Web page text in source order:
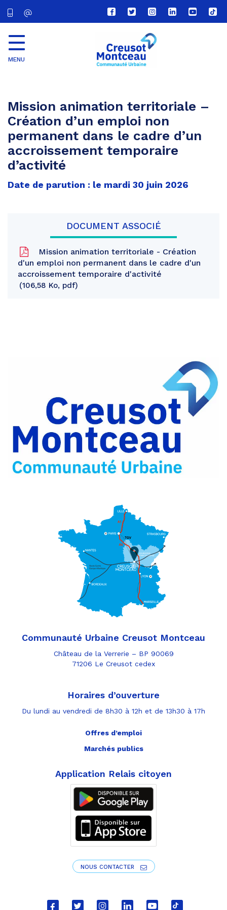
Lien
vers
compte
Facebook
Lien
vers
compte
Twitter
Lien
vers
le
compte
Lien
vers
Lien
vers
Lien
vers
MENU
Mission animation territoriale –
Création d’un emploi non
permanent dans le cadre d’un
accroissement temporaire
d’activité
Date de parution : le mardi 30 juin 2026
DOCUMENT ASSOCIÉ
Mission animation territoriale - Création
d'un emploi non permanent dans le cadre d'un
accroissement temporaire d'activité
106,58 Ko, pdf
Facebook
Partager
Twitter
Partager
par
e-
mail
Communauté Urbaine Creusot Montceau
Château de la Verrerie – BP 90069
71206 Le Creusot cedex
Horaires d’ouverture
Du lundi au vendredi de 8h30 à 12h et de 13h30 à 17h
Offres d’emploi
Marchés publics
Application Relais citoyen
NOUS CONTACTER